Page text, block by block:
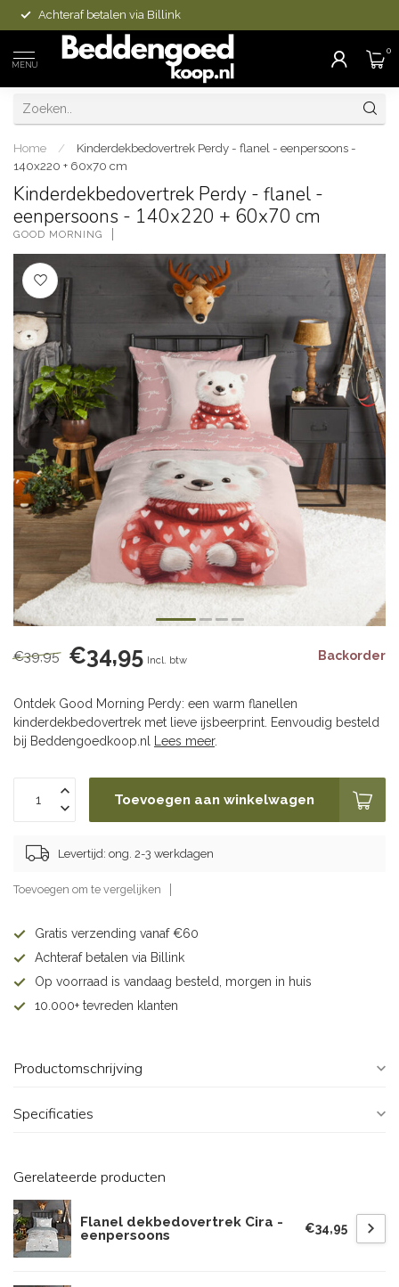
Achteraf betalen via Billink
MENU
0
Home /
Kinderdekbedovertrek Perdy - flanel - eenpersoons -
140x220 + 60x70 cm
Kinderdekbedovertrek Perdy - flanel -
eenpersoons - 140x220 + 60x70 cm
GOOD MORNING
€39,95 €34,95 Incl. btw Backorder
Ontdek Good Morning Perdy: een warm flanellen
kinderdekbedovertrek met lieve ijsbeerprint. Eenvoudig besteld
bij Beddengoedkoop.nl
Lees meer.
Toevoegen aan winkelwagen
Levertijd: ong. 2-3 werkdagen
Toevoegen om te vergelijken
Gratis verzending vanaf €60
Achteraf betalen via Billink
Op voorraad is vandaag besteld, morgen in huis
10.000+ tevreden klanten
Productomschrijving
Specificaties
Gerelateerde producten
Flanel dekbedovertrek Cira -
eenpersoons
€34,95